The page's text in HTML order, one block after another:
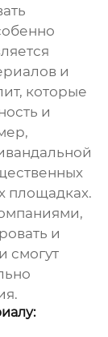
и
которые
и
площадках.
и
смогут